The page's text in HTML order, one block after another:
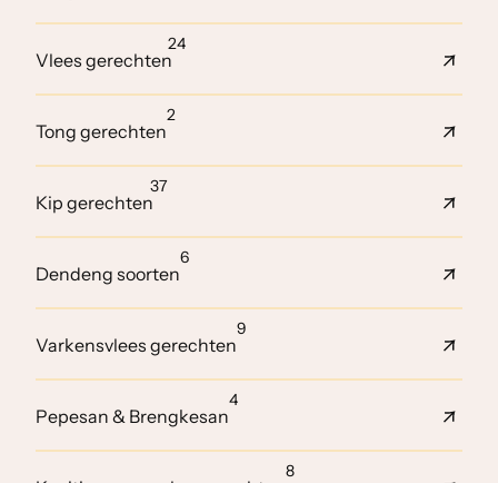
Vlees gerechten
24
Tong gerechten
2
Kip gerechten
37
Dendeng soorten
6
Varkensvlees gerechten
9
Pepesan & Brengkesan
4
8